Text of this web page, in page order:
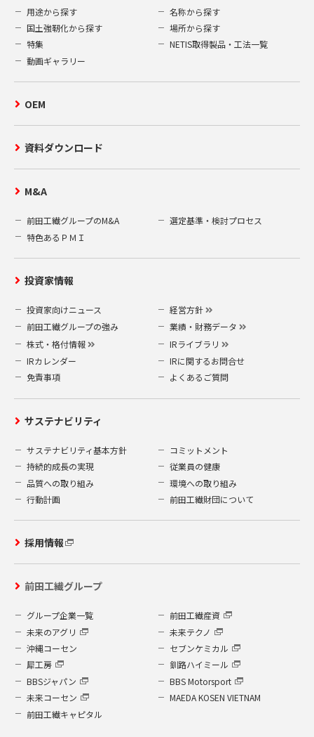
用途から探す
名称から探す
国土強靭化から探す
場所から探す
特集
NETIS取得製品・工法一覧
動画ギャラリー
OEM
資料ダウンロード
M&A
前田工繊グループのM&A
選定基準・検討プロセス
特色あるＰＭＩ
投資家情報
投資家向けニュース
経営方針
前田工繊グループの強み
業績・財務データ
株式・格付情報
IRライブラリ
IRカレンダー
IRに関するお問合せ
免責事項
よくあるご質問
サステナビリティ
サステナビリティ基本方針
コミットメント
持続的成長の実現
従業員の健康
品質への取り組み
環境への取り組み
行動計画
前田工繊財団について
採用情報
前田工繊グループ
グループ企業一覧
前田工繊産資
未来のアグリ
未来テクノ
沖縄コーセン
セブンケミカル
犀工房
釧路ハイミール
BBSジャパン
BBS Motorsport
未来コーセン
MAEDA KOSEN VIETNAM
前田工繊キャピタル